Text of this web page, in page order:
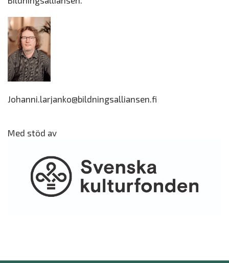
Johanni.larjanko@bildningsalliansen.fi
Med stöd av